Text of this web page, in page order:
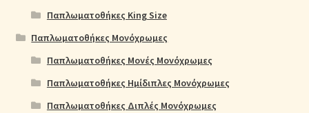
Παπλωματοθήκες King Size
Παπλωματοθήκες Μονόχρωμες
Παπλωματοθήκες Μονές Μονόχρωμες
Παπλωματοθήκες Ημίδιπλες Μονόχρωμες
Παπλωματοθήκες Διπλές Μονόχρωμες